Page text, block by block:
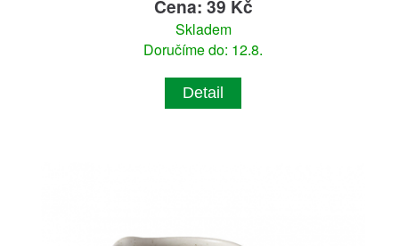
Cena: 39 Kč
Skladem
Doručíme do: 12.8.
Detail